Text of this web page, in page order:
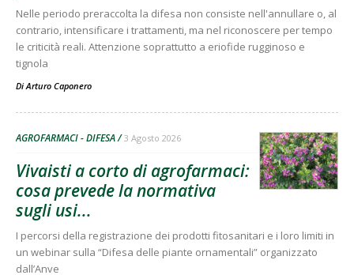
Nelle periodo preraccolta la difesa non consiste nell'annullare o, al
contrario, intensificare i trattamenti, ma nel riconoscere per tempo
le criticità reali. Attenzione soprattutto a eriofide rugginoso e
tignola
Di Arturo Caponero
AGROFARMACI - DIFESA 3 Agosto 2026
Vivaisti a corto di agrofarmaci:
cosa prevede la normativa
sugli usi...
I percorsi della registrazione dei prodotti fitosanitari e i loro limiti in
un webinar sulla “Difesa delle piante ornamentali” organizzato
dall’Anve